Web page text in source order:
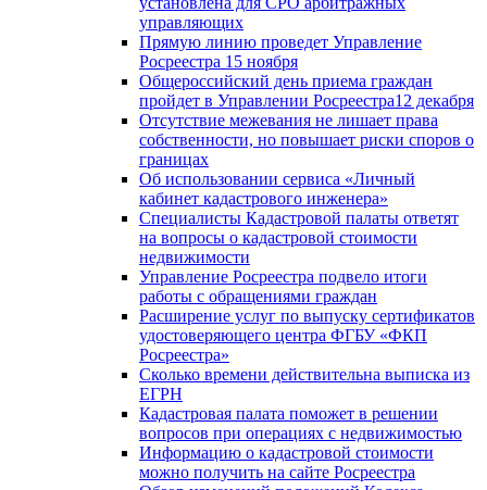
управляющих
Прямую линию проведет Управление
Росреестра 15 ноября
Общероссийский день приема граждан
пройдет в Управлении Росреестра12 декабря
Отсутствие межевания не лишает права
собственности, но повышает риски споров о
границах
Об использовании сервиса «Личный
кабинет кадастрового инженера»
Специалисты Кадастровой палаты ответят
на вопросы о кадастровой стоимости
недвижимости
Управление Росреестра подвело итоги
работы с обращениями граждан
Расширение услуг по выпуску сертификатов
удостоверяющего центра ФГБУ «ФКП
Росреестра»
Сколько времени действительна выписка из
ЕГРН
Кадастровая палата поможет в решении
вопросов при операциях с недвижимостью
Информацию о кадастровой стоимости
можно получить на сайте Росреестра